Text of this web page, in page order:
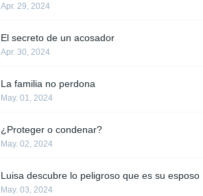
Apr. 29, 2024
El secreto de un acosador
Apr. 30, 2024
La familia no perdona
May. 01, 2024
¿Proteger o condenar?
May. 02, 2024
Luisa descubre lo peligroso que es su esposo
May. 03, 2024